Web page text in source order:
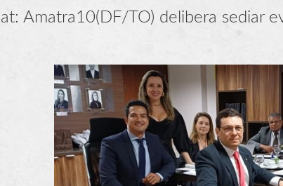
Amatra10(DF/TO) delibera sediar